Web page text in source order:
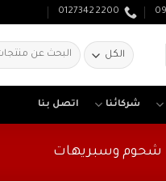
01273422200
البحث
عن:
شركائنا اتصل بنا
شحوم وسبريهات